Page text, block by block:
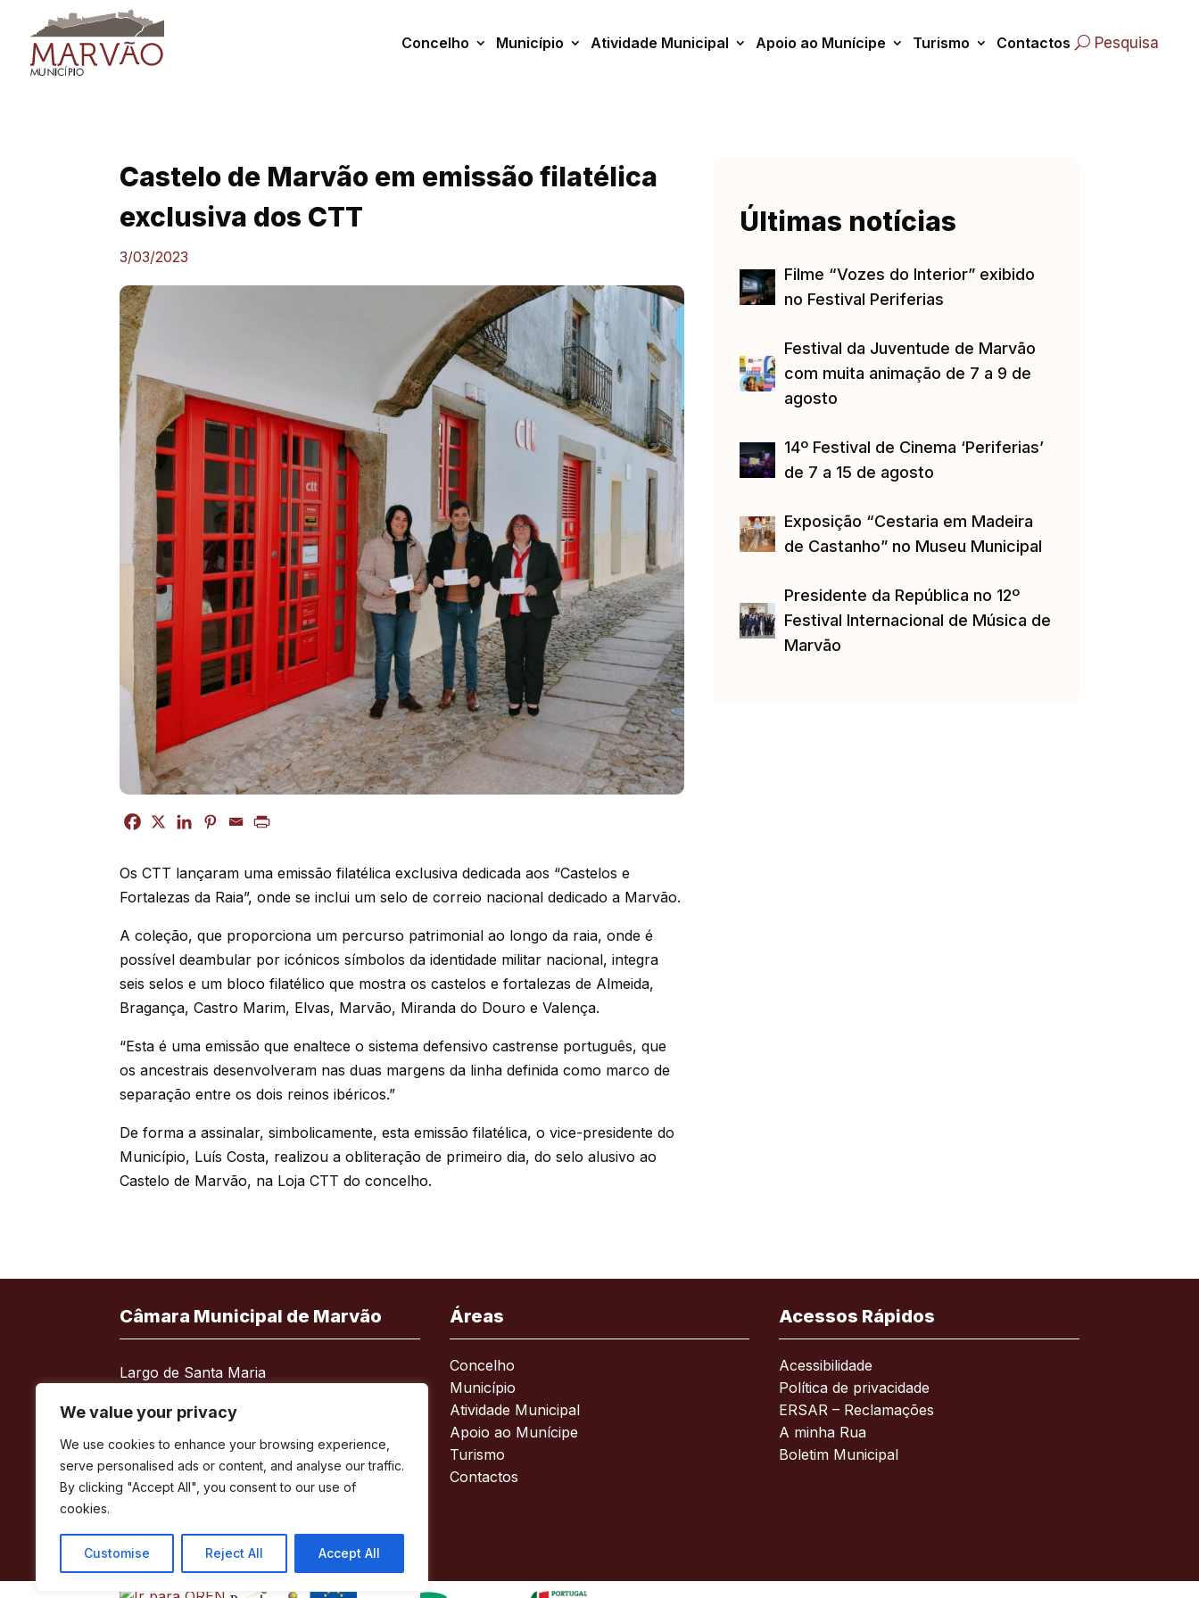
content
We value your privacy
We use cookies to enhance your browsing experience,
serve personalised ads or content, and analyse our traffic.
By clicking "Accept All", you consent to our use of
cookies.
Customise Reject All Accept All
Concelho Município Atividade Municipal Apoio ao Munícipe Turismo Contactos Pesquisa
Castelo de Marvão em emissão filatélica
exclusiva dos CTT
3/03/2023
Os CTT lançaram uma emissão filatélica exclusiva dedicada aos “Castelos e
Fortalezas da Raia”, onde se inclui um selo de correio nacional dedicado a Marvão.
A coleção, que proporciona um percurso patrimonial ao longo da raia, onde é
possível deambular por icónicos símbolos da identidade militar nacional, integra
seis selos e um bloco filatélico que mostra os castelos e fortalezas de Almeida,
Bragança, Castro Marim, Elvas, Marvão, Miranda do Douro e Valença.
“Esta é uma emissão que enaltece o sistema defensivo castrense português, que
os ancestrais desenvolveram nas duas margens da linha definida como marco de
separação entre os dois reinos ibéricos.”
De forma a assinalar, simbolicamente, esta emissão filatélica, o vice-presidente do
Município, Luís Costa, realizou a obliteração de primeiro dia, do selo alusivo ao
Castelo de Marvão, na Loja CTT do concelho.
Últimas notícias
Filme “Vozes do Interior” exibido
no Festival Periferias
Festival da Juventude de Marvão
com muita animação de 7 a 9 de
agosto
14º Festival de Cinema ‘Periferias’
de 7 a 15 de agosto
Exposição “Cestaria em Madeira
de Castanho” no Museu Municipal
Presidente da República no 12º
Festival Internacional de Música de
Marvão
Câmara Municipal de Marvão
Largo de Santa Maria
Telefone:
245 909 130
Fax: 245 909 526
E-mail:
geral@cm-marvao.pt
Facebook YouTubeInstagram
Áreas
Concelho
Município
Atividade Municipal
Apoio ao Munícipe
Turismo
Contactos
Acessos Rápidos
Acessibilidade
Política de privacidade
ERSAR – Reclamações
A minha Rua
Boletim Municipal